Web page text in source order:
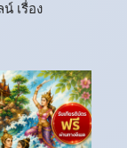
เรื่อง